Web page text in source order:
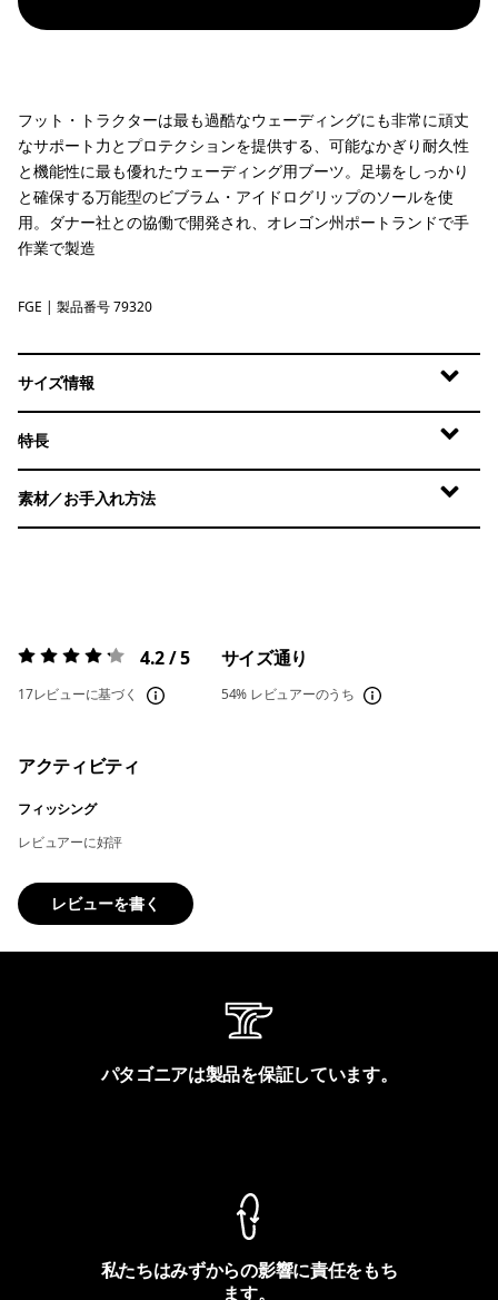
フット・トラクターは最も過酷なウェーディングにも非常に頑丈
なサポート力とプロテクションを提供する、可能なかぎり耐久性
と機能性に最も優れたウェーディング用ブーツ。足場をしっかり
と確保する万能型のビブラム・アイドログリップのソールを使
用。ダナー社との協働で開発され、オレゴン州ポートランドで手
作業で製造
Forge Grey
FGE | 製品番号 79320
サイズ情報
特長
素材／お手入れ方法
評価:4.2 / 5 4.2 / 5
17レビューに基づく
サイズ通り
54% レビュアーのうち
アクティビティ
フィッシング
レビュアーに好評
レビューを書く
パタゴニアは製品を保証しています。
私たちはみずからの影響に責任をもち
ます。